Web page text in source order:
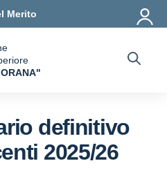
Merito
definitivo
2025/26